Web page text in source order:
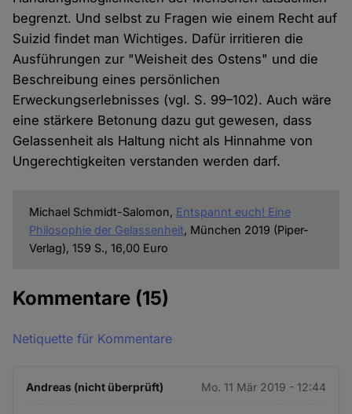
begrenzt. Und selbst zu Fragen wie einem Recht auf
Suizid findet man Wichtiges. Dafür irritieren die
Ausführungen zur "Weisheit des Ostens" und die
Beschreibung eines persönlichen
Erweckungserlebnisses (vgl. S. 99–102). Auch wäre
eine stärkere Betonung dazu gut gewesen, dass
Gelassenheit als Haltung nicht als Hinnahme von
Ungerechtigkeiten verstanden werden darf.
Michael Schmidt-Salomon, Entspannt euch! Eine
Philosophie der Gelassenheit, München 2019 (Piper-
Verlag), 159 S., 16,00 Euro
Kommentare (15)
Netiquette für Kommentare
Andreas (nicht überprüft) Mo. 11 Mär 2019 - 12:44